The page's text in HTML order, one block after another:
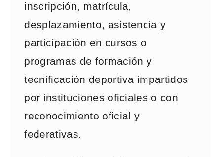
inscripción, matrícula,
desplazamiento, asistencia y
participación en cursos o
programas de formación y
tecnificación deportiva impartidos
por instituciones oficiales o con
reconocimiento oficial y
federativas.